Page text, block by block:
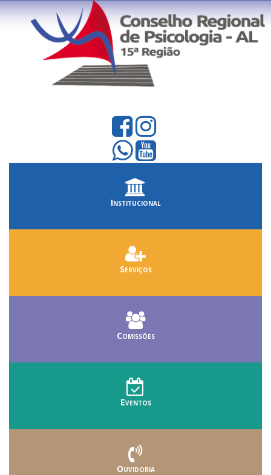
Institucional
Serviços
Comissões
Eventos
Ouvidoria